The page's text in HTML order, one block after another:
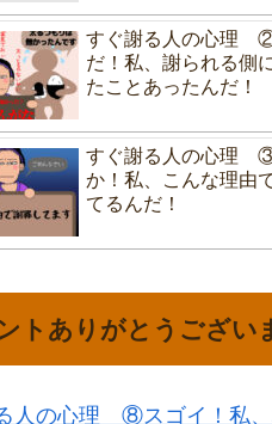
すぐ謝る人の心理
だ！私、謝られる側
たことあったんだ！
すぐ謝る人の心理
か！私、こんな理由
てるんだ！
トありがとうござい
人の心理 ⑧スゴイ！私